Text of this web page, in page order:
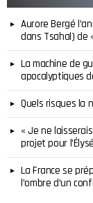
Aurore Bergé
dans Tsahal) de
La machine de
apocalyptiques
Quels risques la
« Je ne
projet pour
La France se
l’ombre d’un